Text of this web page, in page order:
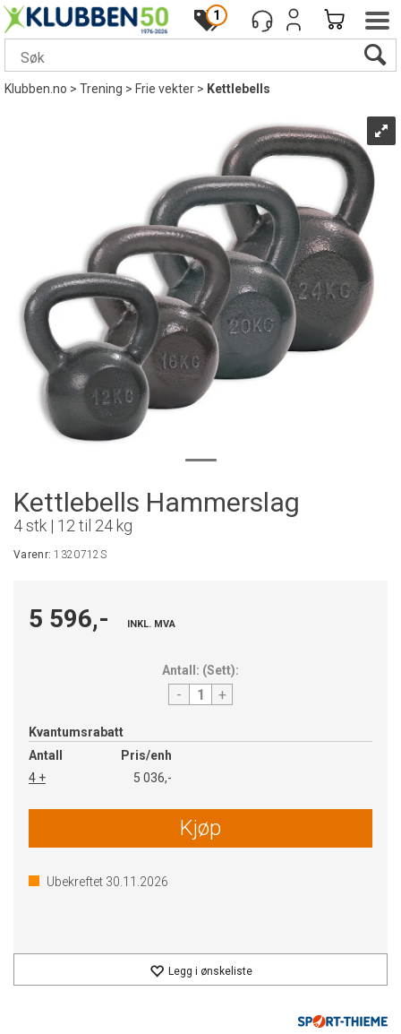
1
Klubben.no>Trening>Frie vekter> Kettlebells
Kettlebells Hammerslag
4 stk | 12 til 24 kg
Varenr:1320712S
5 596,- INKL. MVA
Antall: (Sett):
- +
Kvantumsrabatt
Antall
Pris/enh
4 +
5 036,-
Kjøp
Ubekreftet 30.11.2026
Legg i ønskeliste